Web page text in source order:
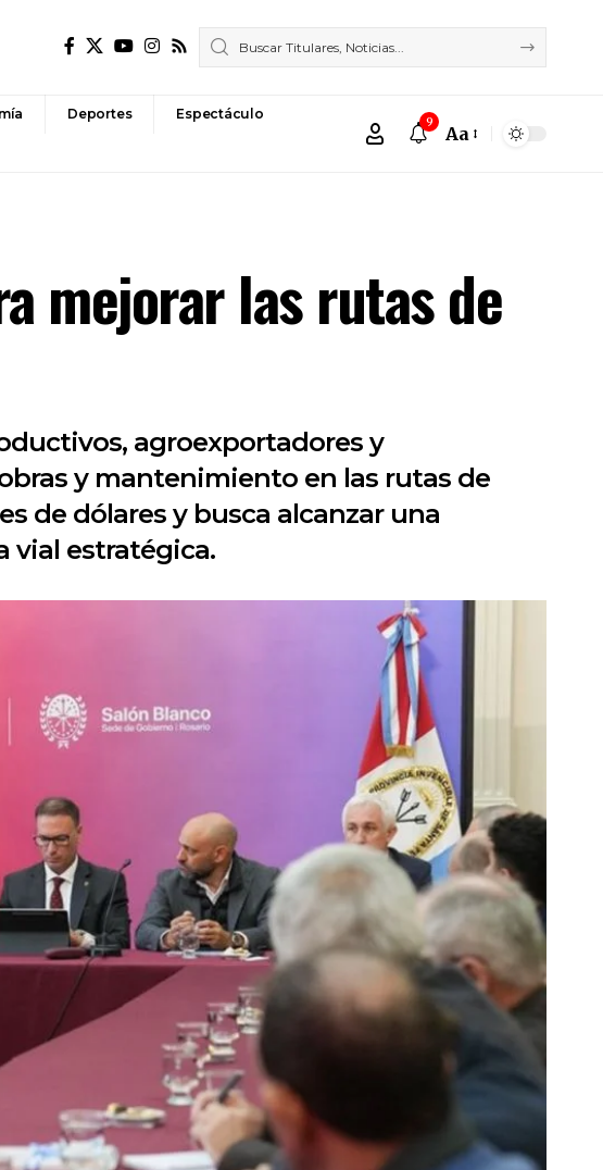
Deportes Espectáculo 9
Font
Aa
mejorar las rutas de
agroexportadores y
y mantenimiento en las rutas de
de dólares y busca alcanzar una
vial estratégica.